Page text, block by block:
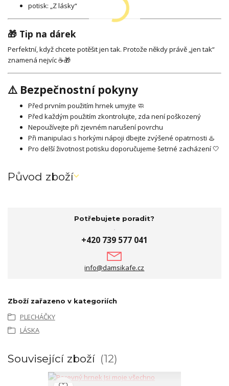
potisk: „Z lásky“
🎁 Tip na dárek
Perfektní, když chcete potěšit jen tak. Protože někdy právě „jen tak“
znamená nejvíc ☕🎁
⚠️ Bezpečnostní pokyny
Před prvním použitím hrnek umyjte 🧼
Před každým použitím zkontrolujte, zda není poškozený
Nepoužívejte při zjevném narušení povrchu
Při manipulaci s horkými nápoji dbejte zvýšené opatrnosti ♨️
Pro delší životnost potisku doporučujeme šetrné zacházení 🤍
Původ zboží
Potřebujete poradit?
+420 739 577 041
info@damsikafe.cz
Zboží zařazeno v kategoriích
PLECHÁČKY
LÁSKA
Související zboží 12